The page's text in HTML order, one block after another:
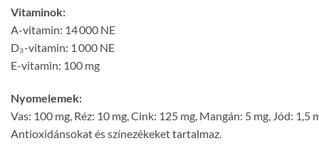
Vitaminok:
A-vitamin: 14 000 NE
D₃-vitamin: 1 000 NE
E-vitamin: 100 mg
Nyomelemek:
Vas: 100 mg, Réz: 10 mg, Cink: 125 mg, Mangán: 5 mg, Jód: 1,5
Antioxidánsokat és színezékeket tartalmaz.